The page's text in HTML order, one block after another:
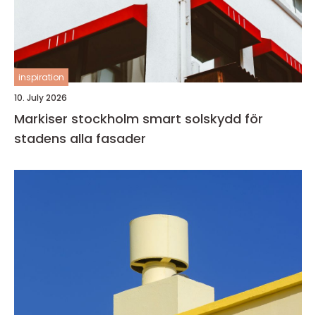
inspiration
10. July 2026
Markiser stockholm smart solskydd för
stadens alla fasader